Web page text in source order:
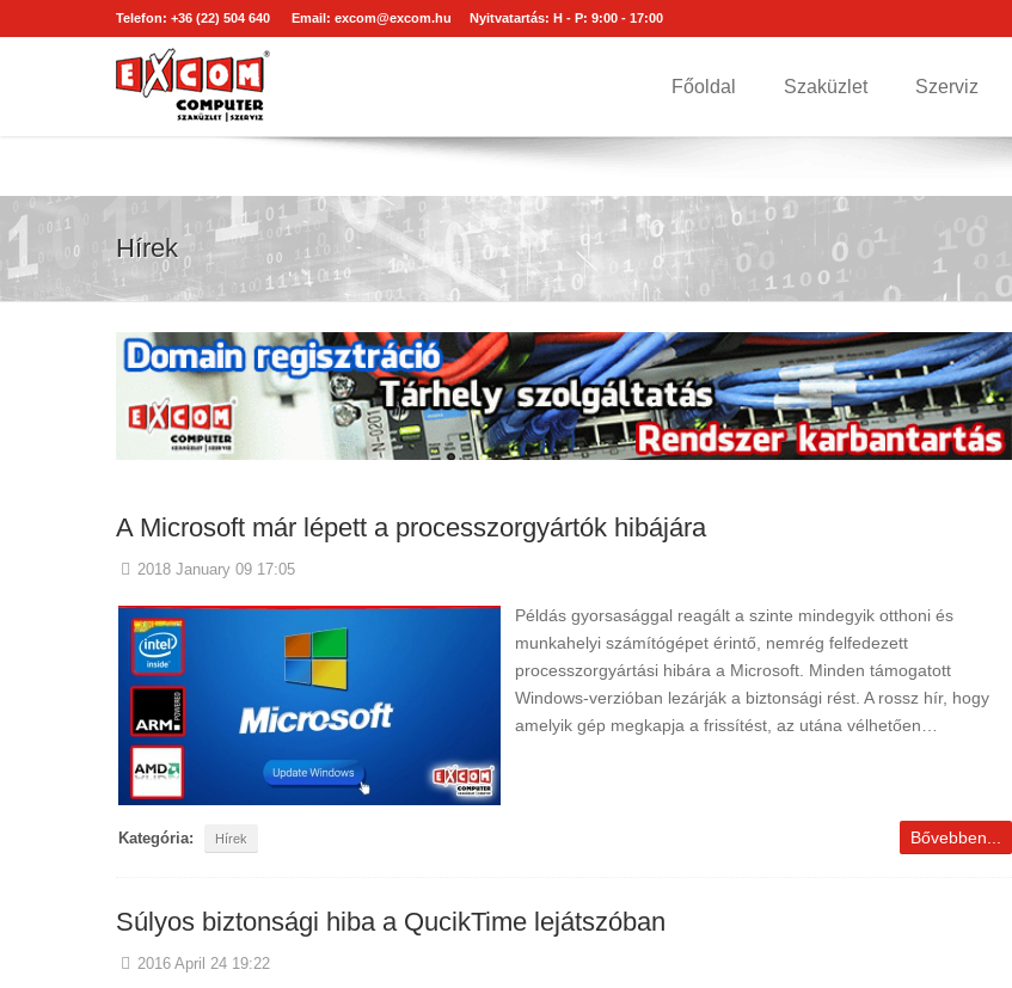
Telefon: +36 (22) 504 640 Email: excom@excom.hu Nyitvatartás: H - P: 9:00 - 17:00
Főoldal Szaküzlet Szerviz
Hírek
A Microsoft már lépett a processzorgyártók hibájára
2018 January 09 17:05
Példás gyorsasággal reagált a szinte mindegyik otthoni és
munkahelyi számítógépet érintő, nemrég felfedezett
processzorgyártási hibára a Microsoft. Minden támogatott
Windows-verzióban lezárják a biztonsági rést. A rossz hír, hogy
amelyik gép megkapja a frissítést, az utána vélhetően…
Kategória: Hírek Bővebben...
Súlyos biztonsági hiba a QucikTime lejátszóban
2016 April 24 19:22